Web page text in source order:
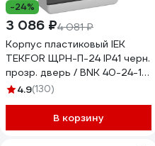
-24%
3 086 ₽4 081 ₽
Корпус пластиковый IEK
TEKFOR ЩРН-П-24 IP41 черн.
прозр. дверь / BNK 40-24-1
TF5-KP12-N-24-41-K01-K03
4.9(130)
В корзину